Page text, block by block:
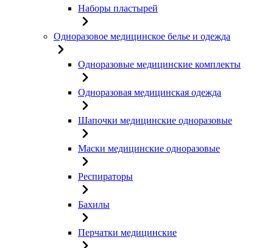
Наборы пластырей
Одноразовое медицинское белье и одежда
Одноразовые медицинские комплекты
Одноразовая медицинская одежда
Шапочки медицинские одноразовые
Маски медицинские одноразовые
Респираторы
Бахилы
Перчатки медицинские